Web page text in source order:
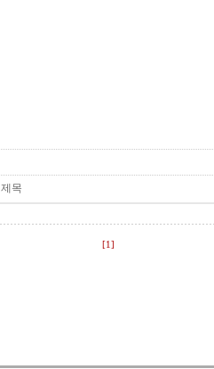
제목
[1]